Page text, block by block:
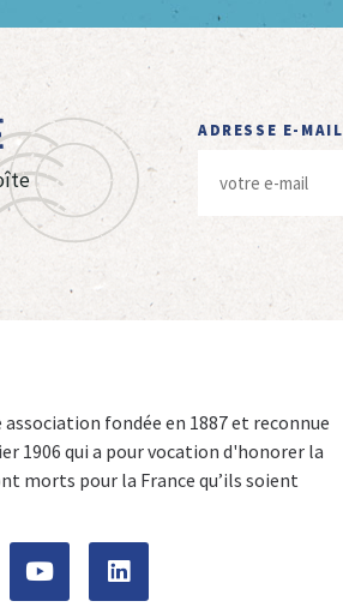
ADRESSE E-MAIL
association fondée en 1887 et reconnue
1906 qui a pour vocation d'honorer la
morts pour la France qu’ils soient